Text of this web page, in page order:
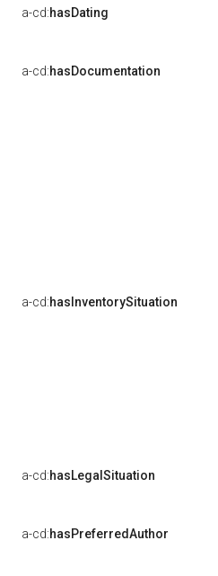
a-cd:hasDating
a-cd:hasDocumentation
a-cd:hasInventorySituation
a-cd:hasLegalSituation
a-cd:hasPreferredAuthor